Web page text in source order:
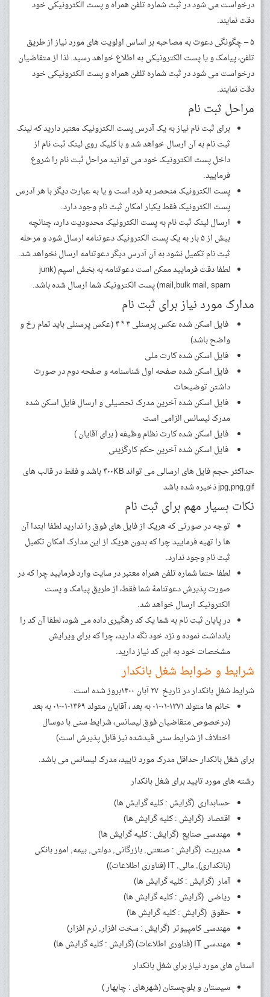
درخواست می شود در ثبت شماره تلفن همراه و پست الکترونیکی خود
دقت نمایند.
۵ – چگونگی دعوت به مصاحبه بر اساس اولویت های مورد نیاز از طریق
تلفن، پیامک و یا پست الکترونیکی به اطلاع خواهد رسید. لذا از متقاضیان
درخواست می شود در ثبت شماره تلفن همراه و پست الکترونیکی خود
دقت نمایند.
مراحل ثبت نام
برای ثبت نام نیاز به یک آدرس پست الکترونیک معتبر دارید که لینک
ثبت نام به آن ارسال خواهد شد و با کلیک روی لینک ثبت نام از
داخل پست الکترونیک خود می توانید مراحل ثبت نام را شروع
فرمایید.
پست الکترونیک منحصر به فرد است و یا به عبارت دیگر با هر آدرس
پست الکترونیک فقط یکبار امکان ثبت نام وجود دارد.
ارسال لینک ثبت نام به پست الکترونیک محدودیت دارد، چنانچه
بیش از ۵ بار به یک پست الکترونیک دعوتنامه ارسال شود و مرحله
ثبت نام تکمیل نشود به آن آدرس دیگر دعوتنامه ارسال نخواهد شد.
لطفا دقت فرمایید ممکن است دعوتنامه به بخش اسپم (junk
mail,bulk mail, spam) پست الکترونیک شما ارسال شده باشد.
مدارک مورد نیاز برای ثبت نام
فایل اسکن شده عکس پرسنلی ۳ * ۴ (عکس پرسنلی باید تمام رخ و
واضح باشد)
فایل اسکن شده کارت ملی
فایل اسکن شده صفحه اول شناسنامه و صفحه دوم در صورت
داشتن توضیحات
فایل اسکن شده آخرین مدرک تحصیلی و ارسال فایل اسکن شده
مدرک لیسانس الزامی است
فایل اسکن شده کارت نظام وظیفه ( برای آقایان )
فایل اسکن شده آخرین حکم کارگزینی
حداکثر حجم فایل های ارسالی می تواند ۴۰۰KB باشد و فقط در قالب های
jpg,png,gif ذخیره شده باشد
نکات بسیار مهم برای ثبت نام
توجه در صورتی که هریک از فایل های فوق را ندارید لطفا ابتدا آن
ها را تهیه فرمایید چرا که بدون هریک از این مدارک امکان تکمیل
ثبت نام وجود ندارد.
لطفا حتما شماره تلفن همراه معتبر در سایت وارد فرمایید چرا که در
صورت پذیرش دعوتنامهُ شما فقط، از طریق پیامک و پست
الکترونیک ارسال خواهد شد.
در پایان ثبت نام به شما یک کد رهگیری داده می شود، لطفا آن کد را
یادداشت نموده و نزد خود نگه دارید، چرا که برای ویرایش
مشخصات خود به این کد نیاز دارید.
شرایط و ضوابط شغل بانکدار
شرایط شغل بانکدار در تاریخ ۲۷ آبان ۱۴۰۰بروز شده است.
خانم ها متولد ۱۳۷۱-۰۱-۰۱ به بعد ، آقایان متولد ۱۳۶۹-۰۱-۰۱ به بعد
(درخصوص متقاضیان فوق لیسانس، شرایط سنی با دوسال
اختلاف از شرایط سنی قیدشده نیز قابل پذیرش است)
برای شغل بانکدار حداقل مدرک مورد تایید، مدرک لیسانس می باشد.
رشته های مورد تایید برای شغل بانکدار
حسابداری (گرایش : کلیه گرایش ها)
اقتصاد (گرایش : کلیه گرایش ها)
مهندسی صنایع (گرایش : کلیه گرایش ها)
مدیریت (گرایش : صنعتی, بازرگانی, دولتی, بیمه, امور بانکی
(بانکداری), مالی, IT (فناوری اطلاعات))
آمار (گرایش : کلیه گرایش ها)
ریاضی (گرایش : کلیه گرایش ها)
حقوق (گرایش : کلیه گرایش ها)
مهندسی کامپیوتر (گرایش : سخت افزار, نرم افزار)
مهندسی IT (فناوری اطلاعات) (گرایش : کلیه گرایش ها)
استان های مورد نیاز برای شغل بانکدار
سیستان و بلوچستان (شهرهای : چابهار )